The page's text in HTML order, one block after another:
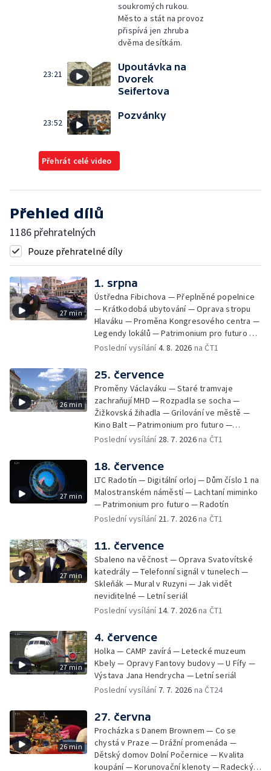
soukromých rukou.
Město a stát na provoz
přispívá jen zhruba
dvěma desítkám.
23:21
Upoutávka na
Dvorek
Seifertova
23:52
Pozvánky
Přehrát celé video
Přehled dílů
1186 přehratelných
Pouze přehratelné díly
27 min
1. srpna
Ústředna Fibichova — Přeplněné popelnice
— Krátkodobá ubytování — Oprava stropu
Hlaváku — Proměna Kongresového centra —
Legendy lokálů — Patrimonium pro futuro —
Kolovraty
Poslední vysílání4. 8. 2026 na ČT1
26 min
25. července
Proměny Václaváku — Staré tramvaje
zachraňují MHD — Rozpadla se socha —
Žižkovská žihadla — Grilování ve městě —
Kino Balt — Patrimonium pro futuro —
Třebonice
Poslední vysílání 28. 7. 2026na ČT1
27 min
18. července
LTC Radotín — Digitální orloj — Dům číslo 1 na
Malostranském náměstí — Lachtaní miminko
— Patrimonium pro futuro — Radotín
Poslední vysílání 21. 7. 2026na ČT1
27 min
11. července
Sbaleno na věčnost — Oprava Svatovítské
katedrály — Telefonní signál v tunelech —
Skleňák — Mural v Ruzyni — Jak vidět
neviditelné — Letní seriál
Poslední vysílání14. 7. 2026na ČT1
27 min
4. července
Holka — CAMP zavírá — Letecké muzeum
Kbely — Opravy Fantovy budovy — U Fífy —
Výstava Jana Hendrycha — Letní seriál
Poslední vysílání 7. 7. 2026 na ČT24
26 min
27. června
Procházka s Danem Brownem — Co se
chystá v Praze — Drážní promenáda —
Dětský domov Dolní Počernice — Kvalita
koupání — Korunovační klenoty — Radecký